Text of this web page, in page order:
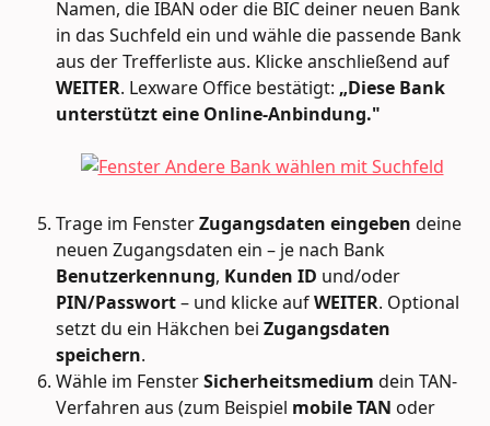
Namen, die IBAN oder die BIC deiner neuen Bank
in das Suchfeld ein und wähle die passende Bank
aus der Trefferliste aus. Klicke anschließend auf
WEITER. Lexware Office bestätigt: „Diese Bank
unterstützt eine Online-Anbindung."
Trage im Fenster Zugangsdaten eingeben deine
neuen Zugangsdaten ein – je nach Bank
Benutzerkennung, Kunden ID und/oder
PIN/Passwort – und klicke auf WEITER. Optional
setzt du ein Häkchen bei Zugangsdaten
speichern.
Wähle im Fenster Sicherheitsmedium dein TAN-
Verfahren aus (zum Beispiel mobile TAN oder